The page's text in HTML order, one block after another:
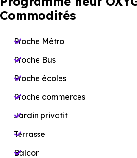
Commodités
Proche Métro
Proche Bus
Proche écoles
Proche commerces
Jardin privatif
Terrasse
Balcon